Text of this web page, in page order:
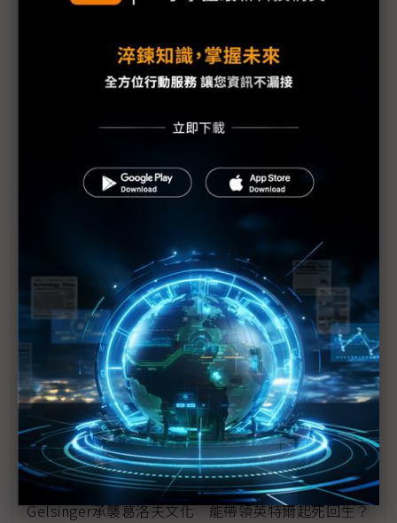
英特爾先進製程重鎮裁員 亞利桑那新廠還有投片客
Intel 18A製程良率受質疑 只能靠自家回流IF投片？
Gelsinger的內部信 金融海嘯台積電裁員或能帶來洞
英特爾拿晶片法補助當紓困 Gelsinger能不能頂過這
關？
蘋果、英特爾、NVIDIA強力拉貨 台積電7月營收再
華碩、微星釋出微碼更新 惟難救已受損的英特爾
CPU
昔拒投資生成式AI 英特爾今市值跌落接近OpenAI
Gelsinger承襲葛洛夫文化 能帶領英特爾起死回生？